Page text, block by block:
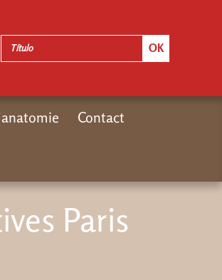
Paris
Contact